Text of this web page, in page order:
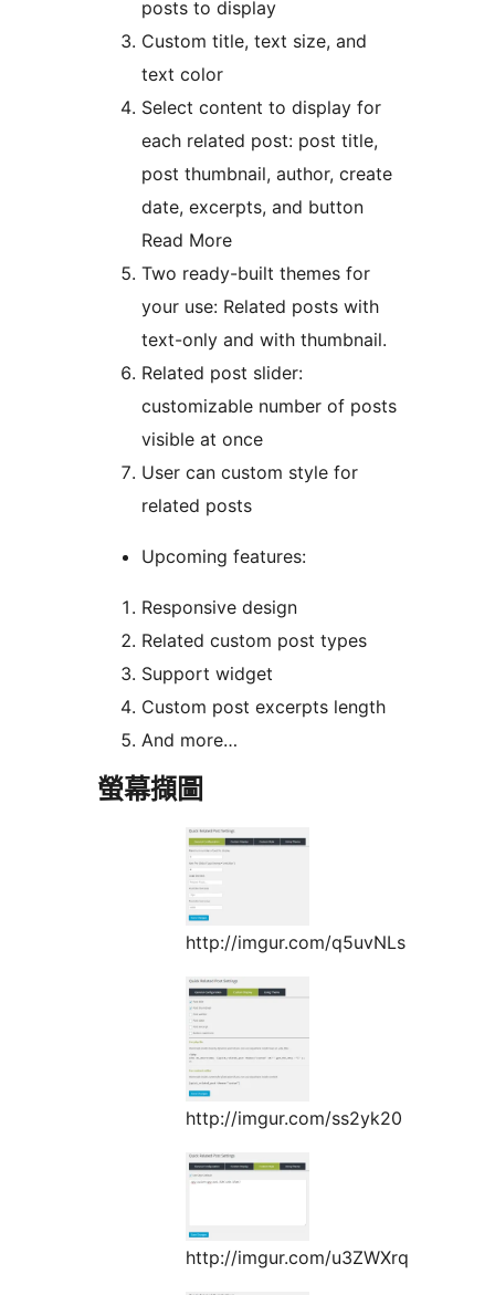
posts to display
Custom title, text size, and
text color
Select content to display for
each related post: post title,
post thumbnail, author, create
date, excerpts, and button
Read More
Two ready-built themes for
your use: Related posts with
text-only and with thumbnail.
Related post slider:
customizable number of posts
visible at once
User can custom style for
related posts
Upcoming features:
Responsive design
Related custom post types
Support widget
Custom post excerpts length
And more…
螢幕擷圖
http://imgur.com/q5uvNLs
http://imgur.com/ss2yk20
http://imgur.com/u3ZWXrq